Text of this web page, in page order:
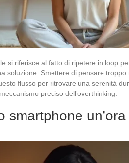
si riferisce al fatto di ripetere in loop
soluzione. Smettere di pensare
flusso per ritrovare una serenità
preciso dell’overthinking.
smartphone